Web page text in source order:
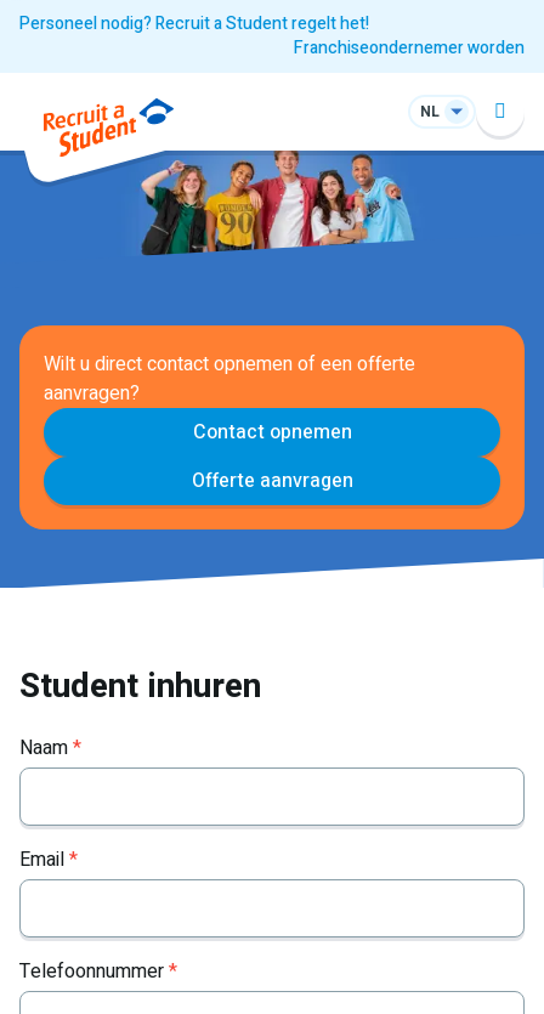
Personeel nodig? Recruit a Student regelt het!
Franchiseondernemer worden
NL
Wilt u direct contact opnemen of een offerte
aanvragen?
Contact opnemen
Offerte aanvragen
Student inhuren
Naam*
Email*
Telefoonnummer*